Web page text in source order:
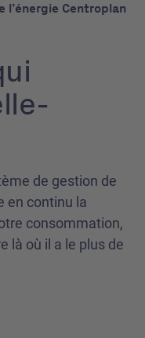
l’énergie Centroplan
de gestion de
en continu la
consommation,
là où il a le plus de